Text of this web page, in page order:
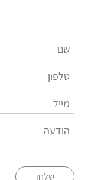
שלחו